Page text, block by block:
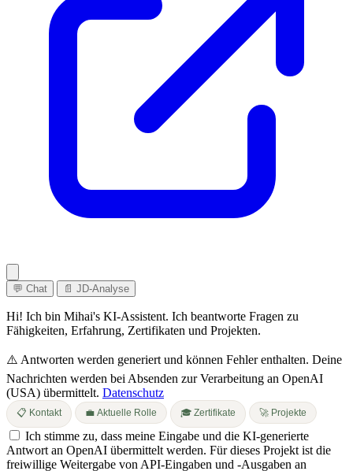
💬 Chat 📄 JD-Analyse
Hi! Ich bin Mihai's KI-Assistent. Ich beantworte Fragen zu
Fähigkeiten, Erfahrung, Zertifikaten und Projekten.
⚠️ Antworten werden generiert und können Fehler enthalten. Deine
Nachrichten werden bei Absenden zur Verarbeitung an OpenAI
(USA) übermittelt. Datenschutz
📋 Kontakt 💼 Aktuelle Rolle 🎓 Zertifikate 🚀 Projekte
Ich stimme zu, dass meine Eingabe und die KI-generierte
Antwort an OpenAI übermittelt werden. Für dieses Projekt ist die
freiwillige Weitergabe von API-Eingaben und -Ausgaben an